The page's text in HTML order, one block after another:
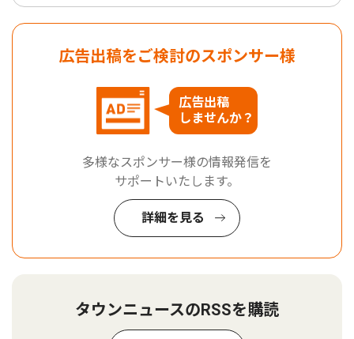
広告出稿をご検討のスポンサー様
広告出稿
しませんか？
多様なスポンサー様の情報発信を
サポートいたします。
詳細を見る
タウンニュースのRSSを購読